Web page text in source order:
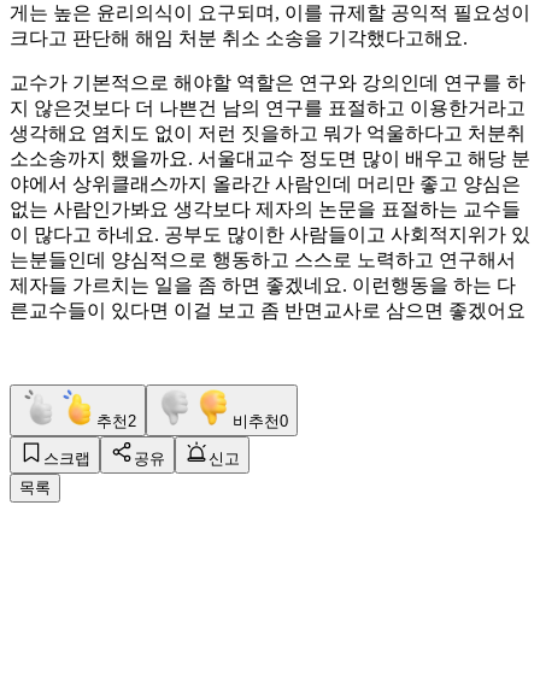
게는 높은 윤리의식이 요구되며, 이를 규제할 공익적 필요성이
크다고 판단해 해임 처분 취소 소송을 기각했다고해요.
교수가 기본적으로 해야할 역할은 연구와 강의인데 연구를 하
지 않은것보다 더 나쁜건 남의 연구를 표절하고 이용한거라고
생각해요 염치도 없이 저런 짓을하고 뭐가 억울하다고 처분취
소소송까지 했을까요. 서울대교수 정도면 많이 배우고 해당 분
야에서 상위클래스까지 올라간 사람인데 머리만 좋고 양심은
없는 사람인가봐요 생각보다 제자의 논문을 표절하는 교수들
이 많다고 하네요. 공부도 많이한 사람들이고 사회적지위가 있
는분들인데 양심적으로 행동하고 스스로 노력하고 연구해서
제자들 가르치는 일을 좀 하면 좋겠네요. 이런행동을 하는 다
른교수들이 있다면 이걸 보고 좀 반면교사로 삼으면 좋겠어요
추천 2 비추천0
스크랩 공유
신고
목록